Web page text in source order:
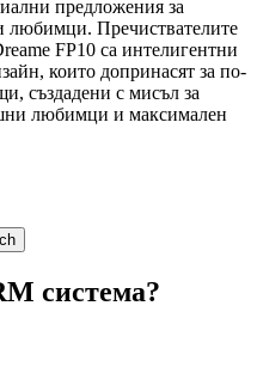
предложения за
любимци. Пречиствателите
FP10 са интелигентни
които допринасят за по-
създадени с мисъл за
любимци и максимален
система?